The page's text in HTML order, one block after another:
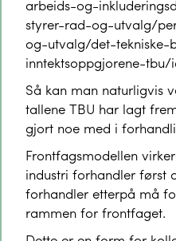
arbeids-og-
styrer-rad-og-utvalg/
og-utvalg/det-tekniske-
inntektsoppgjorene-
Så kan man naturligvis
tallene TBU har lagt
gjort noe med i
Frontfagsmodellen
industri forhandler først
forhandler etterpå må
rammen for frontfaget.